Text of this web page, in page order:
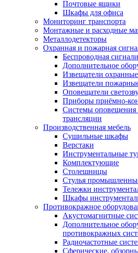
Почтовые ящики
Шкафы для офиса
Мониторинг транспорта
Монтажные и расходные
Металлодетекторы
Охранная и пожарная
Беспроводная
Дополнительное
Извещатели охранные
Извещатели
Оповещатели
Приборы приёмно-
Системы оповещения
трансляции
Производственная мебель
Cушильные шкафы
Верстаки
Инструментальные
Комплектующие
Столешницы
Стулья
Тележки
Шкафы
Противокражное
Акустомагнитные
Дополнительное
противокражных
Радиочастотные
Сферические,